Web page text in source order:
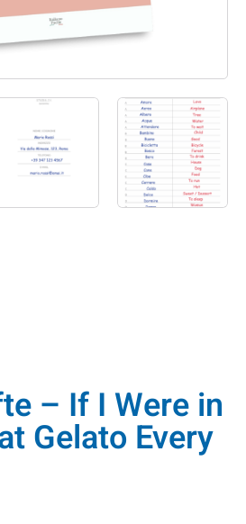
– If I Were in
Gelato Every